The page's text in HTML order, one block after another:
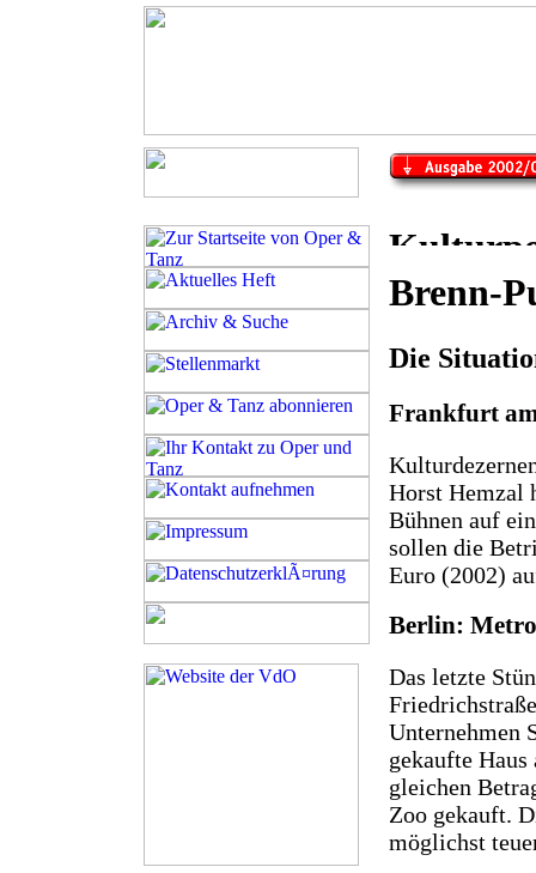
Brenn-
Die
Frankfurt
Horst Hemzal
Bühnen auf
sollen die
Euro (2002)
Berlin:
Das letzte
Unternehmen
gekaufte
gleichen
Zoo gekauft.
möglichst